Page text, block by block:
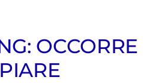
OCCORRE